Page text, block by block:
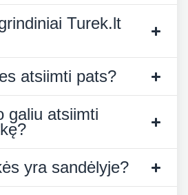
Turek.lt
atsiimti pats?
galiu atsiimti
yra sandėlyje?